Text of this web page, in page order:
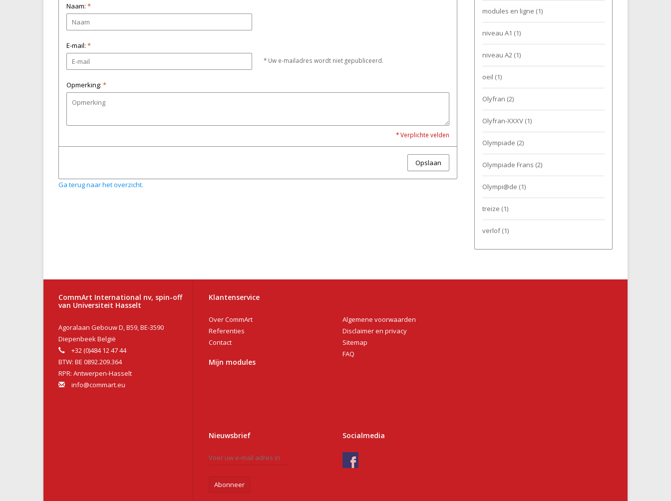
Naam: *
E-mail: *
* Uw e-mailadres wordt niet gepubliceerd.
Opmerking: *
* Verplichte velden
Opslaan
Ga terug naar het overzicht.
modules en ligne (1)
niveau A1 (1)
niveau A2 (1)
oeil (1)
Olyfran (2)
Olyfran-XXXV (1)
Olympiade (2)
Olympiade Frans (2)
Olympi@de (1)
treize (1)
verlof(1)
CommArt International nv, spin-off
van Universiteit Hasselt
Agoralaan Gebouw D, B59, BE-3590
Diepenbeek België
+32 (0)484 12 47 44
BTW: BE 0892.209.364
RPR: Antwerpen-Hasselt
info@commart.eu
Klantenservice
Over CommArt
Referenties
Contact
Mijn modules
Algemene voorwaarden
Disclaimer en privacy
Sitemap
FAQ
Nieuwsbrief
Abonneer
Socialmedia